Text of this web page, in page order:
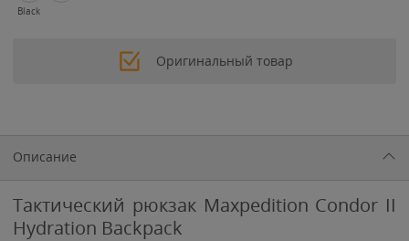
Black
Оригинальный товар
Описание
Тактический рюкзак Maxpedition Condor II
Hydration Backpack